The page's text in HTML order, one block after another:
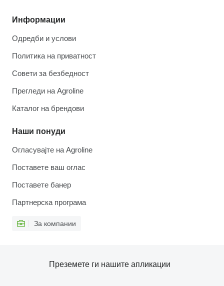
Информации
Одредби и услови
Политика на приватност
Совети за безбедност
Прегледи на Agroline
Каталог на брендови
Наши понуди
Огласувајте на Agroline
Поставете ваш оглас
Поставете банер
Партнерска програма
За компании
Преземете ги нашите апликации